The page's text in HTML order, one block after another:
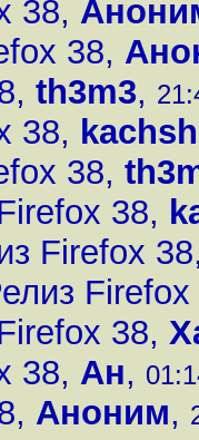
38,
38,
, th3m3,
38,
38,
38,
Firefox 38
Firefox
38,
38, Ан,
, Аноним,